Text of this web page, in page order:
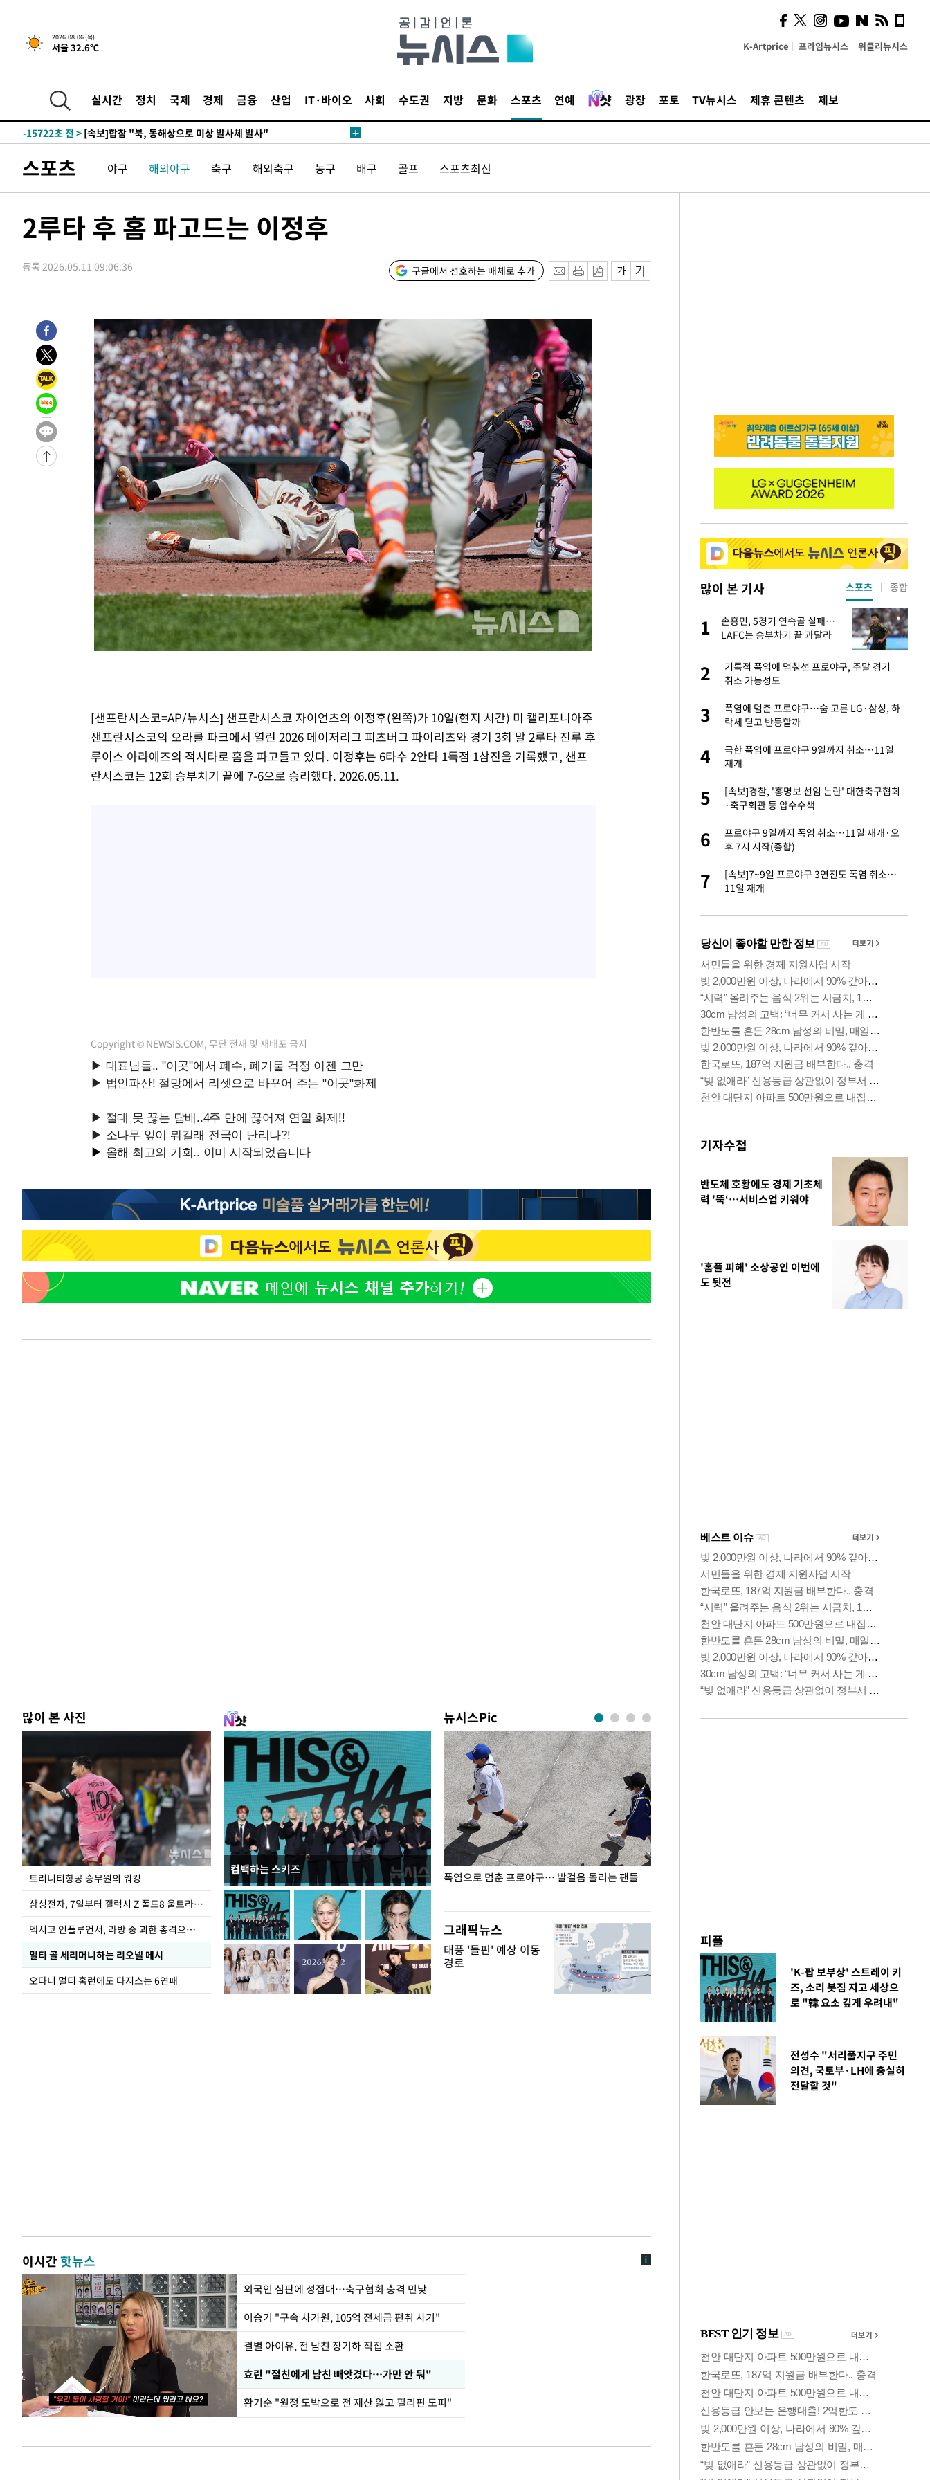
2026.08.06 (목)
서울 32.6℃ K-Artprice 프라임뉴시스 위클리뉴시스
실시간 정치 국제 경제 금융 산업 IT·바이오 사회 수도권 지방 문화 스포츠 연예 광장 포토 TV뉴시스 제휴 콘텐츠 제보
2시간 전 >[속보]경찰, '홍명보 선임 논란' 대한축구협회·축구회관 등 압수수색
-17886초 전 >
日방위성, 北이 동해로 쏜 발사체는 탄도미사일 가능성
-16316초 전 >
-15722초 전 > [속보]합참 "북, 동해상으로 미상 발사체 발사"
-15077초 전 >
[속보]7~9일 프로야구 3연전도 폭염 취소…11일 재개
-14739초 전 >"韓 외환시장 개입 관측 배경엔 美의 대한국 무역적자 있어"
-14406초 전 > 서울 낮 37.9도, 올여름 최고치 경신…영등포 순간 '40도'
-10063초 전 >[속보]코스닥, 800p 회복…0.26% 오른 801.67 마감
-9993초 전 >[속보]코스피, 301.88포인트(4.58%) 내린 6296.38 마감
-7457초 전 >
"여기 떨어졌다"…다누리, 스페이스X 로켓 달 충돌 흔적 포착
-4502초 전 >
손흥민, 5경기 연속골 실패…LAFC는 승부차기 끝 과달라하라 격파
48분 전 >
내일까지 39도 '펄펄'…기상청 "태풍 지나며 폭염 잠시 꺾인다"
54분 전 >
트럼프, 한국계 진보 주지사 후보 맹공…"공산주의가 최대 위협"
54분 전 >
"美간섭에 합의 지연"…트럼프, '이란 호르무즈 통제권' 수용할까
1시간 전 >
[속보]산업장관 "李정부, 원전 반대 안해…안정 전력 위해 불가피"
2시간 전 >
[속보]경찰, '홍명보 선임 논란' 대한축구협회·축구회관 등 압수수색
-18138초 전 >
[속보]합참 "北 발사체는 단거리탄도미사일…감시·경계태세 강
日방위성, 北이 동해로 쏜 발사체는 탄도미사일 가능성
[속보] SKT, 에이닷 서비스 장애 발생…"원인 파악 중"
[속보]합참 "북, 동해상으로 미상 발사체 발사"
'낮 최고 39도' 불볕더위…한밤 열대야도 계속[내일날씨]
[속보]7~9일 프로야구 3연전도 폭염 취소…11일 재개
"韓 외환시장 개입 관측 배경엔 美의 대한국 무역적자 있어"
'월드컵 탈락 후폭풍' 축구협회…초유의 압수수색에 '충격·당황'
서울 낮 37.9도, 올여름 최고치 경신…영등포 순간 '40도'
[속보]종합특검, 대검 추가 압수수색…내란 중요임무종사 혐의
"여기 떨어졌다"…다누리, 스페이스X 로켓 달 충돌 흔적 포착
손흥민, 5경기 연속골 실패…LAFC는 승부차기 끝 과달라하라 격파
내일까지 39도 '펄펄'…기상청 "태풍 지나며 폭염 잠시 꺾인다"
트럼프, 한국계 진보 주지사 후보 맹공…"공산주의가 최대 위협"
스포츠 야구 해외야구 축구 해외축구 농구 배구 골프 스포츠최신
2루타 후 홈 파고드는 이정후
등록 2026.05.11 09:06:36 구글에서 선호하는 매체로 추가
[샌프란시스코=AP/뉴시스] 샌프란시스코 자이언츠의 이정후(왼쪽)가 10일(현지 시간) 미 캘리포니아주
샌프란시스코의 오라클 파크에서 열린 2026 메이저리그 피츠버그 파이리츠와 경기 3회 말 2루타 진루 후
루이스 아라에즈의 적시타로 홈을 파고들고 있다. 이정후는 6타수 2안타 1득점 1삼진을 기록했고, 샌프
란시스코는 12회 승부치기 끝에 7-6으로 승리했다. 2026.05.11.
Copyright © NEWSIS.COM, 무단 전재 및 재배포 금지
많이 본 사진
트리니티항공 승무원의 워킹
삼성전자, 7일부터 갤럭시 Z 폴드8 울트라·폴드8·플립8 출시
멕시코 인플루언서, 라방 중 괴한 총격으로 사망
멀티 골 세리머니하는 리오넬 메시
오타니 멀티 홈런에도 다저스는 6연패
컴백하는 스키즈
뉴시스Pic
입추 하루 앞둔 전남광주… 열화상 카메라에 담긴
폭염
폭염으로 멈춘 프로야구… 발걸음 돌리는 팬들
그래픽뉴스
태풍 '돌핀' 예상 이동
경로
이시간핫뉴스
외국인 심판에 성접대…축구협회 충격 민낯
이승기 "구속 차가원, 105억 전세금 편취 사기"
결별 아이유, 전 남친 장기하 직접 소환
효린 "절친에게 남친 빼앗겼다…가만 안 둬"
황기순 "원정 도박으로 전 재산 잃고 필리핀 도피"
많이 본 기사
1
정보석 "황정음 전 남편 서글
서글한 인상이었는데…"
3
도피"
4
아이유, 장기하 '별일 없이 산다' 선곡…쿨한
일상 공개
1
손흥민, 5경기 연속골 실패…
LAFC는 승부차기 끝 과달라
2
기록적 폭염에 멈춰선 프로야구, 주말 경기
취소 가능성도
3
폭염에 멈춘 프로야구…숨 고른 LG·삼성, 하
락세 딛고 반등할까
4
극한 폭염에 프로야구 9일까지 취소…11일
재개
5
[속보]경찰, '홍명보 선임 논란' 대한축구협회
·축구회관 등 압수수색
6
프로야구 9일까지 폭염 취소…11일 재개·오
후 7시 시작(종합)
7
[속보]7~9일 프로야구 3연전도 폭염 취소…
11일 재개
스포츠 종합
기자수첩
반도체 호황에도 경제 기초체
력 '뚝‘…서비스업 키워야
'홈플 피해' 소상공인 이번에
도 뒷전
피플
'K-팝 보부상' 스트레이 키
즈, 소리 봇짐 지고 세상으
로 "韓 요소 깊게 우려내"
전성수 "서리풀지구 주민
의견, 국토부·LH에 충실히
전달할 것"